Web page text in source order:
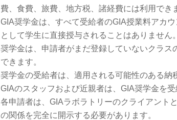
費、食費、旅費、地方税、諸経費には利用でき
GIA奨学金は、すべて受給者のGIA授業料アカ
として学生に直接授与されることはありません。
奨学金は、申請者がまだ登録していないクラ
できます。
奨学金の受給者は、適用される可能性のある納
GIAのスタッフおよび近親者は、GIA奨学金を受
各申請者は、GIAラボラトリーのクライアント
の関係を完全に開示する必要があります。